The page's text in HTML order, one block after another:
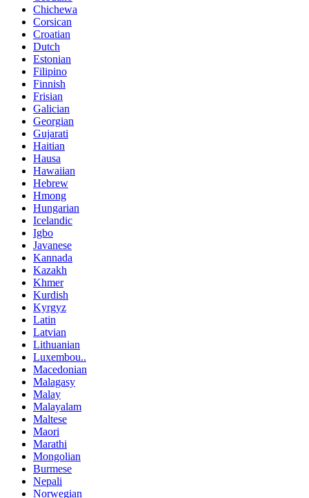
Chichewa
Corsican
Croatian
Dutch
Estonian
Filipino
Finnish
Frisian
Galician
Georgian
Gujarati
Haitian
Hausa
Hawaiian
Hebrew
Hmong
Hungarian
Icelandic
Igbo
Javanese
Kannada
Kazakh
Khmer
Kurdish
Kyrgyz
Latin
Latvian
Lithuanian
Luxembou..
Macedonian
Malagasy
Malay
Malayalam
Maltese
Maori
Marathi
Mongolian
Burmese
Nepali
Norwegian